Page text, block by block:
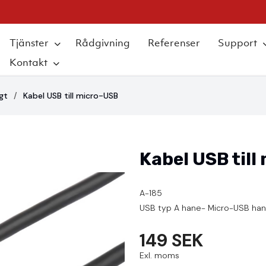
Tjänster Rådgivning Referenser
Support
Kontakt
Kabel USB till micro-USB
Kabel USB till
A-185
USB typ A hane- Micro-USB
149 SEK
Exl. moms